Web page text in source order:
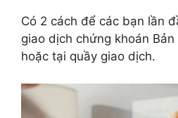
Có 2 cách để các bạn lần
giao dịch chứng khoán
hoặc tại quầy giao dịch.